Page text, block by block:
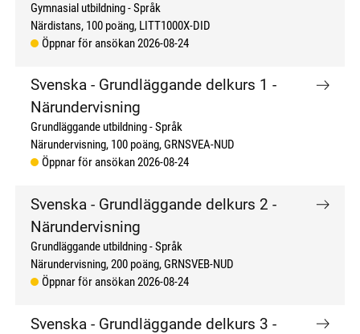
Gymnasial utbildning Språk
Närdistans 100 poäng LITT1000X-DID
Öppnar för ansökan 2026-08-24
Svenska - Grundläggande delkurs 1 -
Närundervisning
Grundläggande utbildning Språk
Närundervisning 100 poäng GRNSVEA-NUD
Öppnar för ansökan 2026-08-24
Svenska - Grundläggande delkurs 2 -
Närundervisning
Grundläggande utbildning Språk
Närundervisning 200 poäng GRNSVEB-NUD
Öppnar för ansökan 2026-08-24
Svenska - Grundläggande delkurs 3 -